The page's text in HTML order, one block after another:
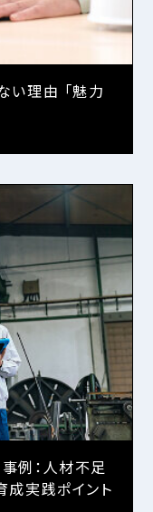
い理由 「魅力
例：人材不足
成実践ポイント